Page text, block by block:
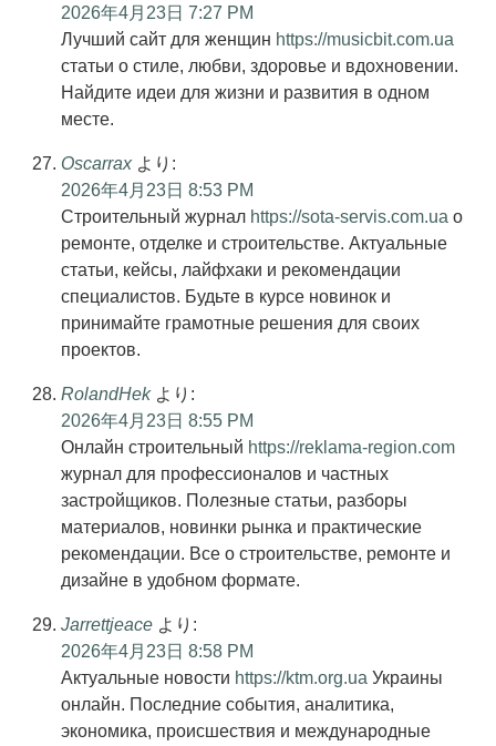
2026年4月23日 7:27 PM
Лучший сайт для женщин https://musicbit.com.ua
статьи о стиле, любви, здоровье и вдохновении.
Найдите идеи для жизни и развития в одном
месте.
Oscarrax より:
2026年4月23日 8:53 PM
Строительный журнал https://sota-servis.com.ua о
ремонте, отделке и строительстве. Актуальные
статьи, кейсы, лайфхаки и рекомендации
специалистов. Будьте в курсе новинок и
принимайте грамотные решения для своих
проектов.
RolandHek より:
2026年4月23日 8:55 PM
Онлайн строительный https://reklama-region.com
журнал для профессионалов и частных
застройщиков. Полезные статьи, разборы
материалов, новинки рынка и практические
рекомендации. Все о строительстве, ремонте и
дизайне в удобном формате.
Jarrettjeace より:
2026年4月23日 8:58 PM
Актуальные новости https://ktm.org.ua Украины
онлайн. Последние события, аналитика,
экономика, происшествия и международные